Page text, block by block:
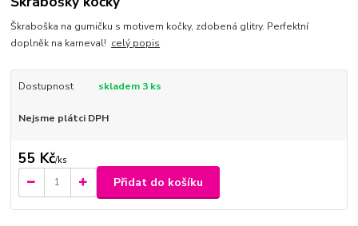
Škraboška na gumičku s motivem kočky, zdobená glitry. Perfektní
doplněk na karneval! celý popis
Dostupnost skladem 3 ks
Nejsme plátci DPH
55 Kč/ks
Přidat do košíku